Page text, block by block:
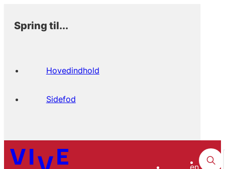
Spring til...
Hovedindhold
Sidefod